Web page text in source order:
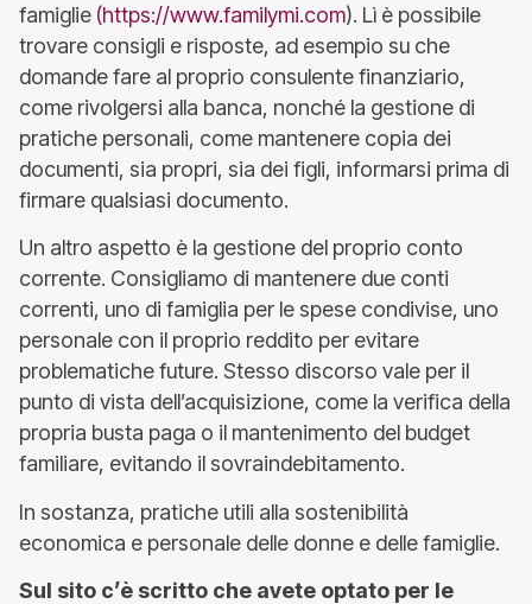
famiglie (https://www.familymi.com). Lì è possibile
trovare consigli e risposte, ad esempio su che
domande fare al proprio consulente finanziario,
come rivolgersi alla banca, nonché la gestione di
pratiche personali, come mantenere copia dei
documenti, sia propri, sia dei figli, informarsi prima di
firmare qualsiasi documento.
Un altro aspetto è la gestione del proprio conto
corrente. Consigliamo di mantenere due conti
correnti, uno di famiglia per le spese condivise, uno
personale con il proprio reddito per evitare
problematiche future. Stesso discorso vale per il
punto di vista dell’acquisizione, come la verifica della
propria busta paga o il mantenimento del budget
familiare, evitando il sovraindebitamento.
In sostanza, pratiche utili alla sostenibilità
economica e personale delle donne e delle famiglie.
Sul sito c’è scritto che avete optato per le